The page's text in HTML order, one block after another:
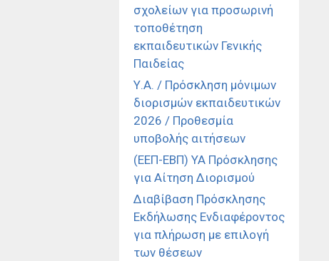
σχολείων για προσωρινή
τοποθέτηση
εκπαιδευτικών Γενικής
Παιδείας
Υ.Α. / Πρόσκληση μόνιμων
διορισμών εκπαιδευτικών
2026 / Προθεσμία
υποβολής αιτήσεων
(ΕΕΠ-ΕΒΠ) ΥΑ Πρόσκλησης
για Αίτηση Διορισμού
Διαβίβαση Πρόσκλησης
Εκδήλωσης Ενδιαφέροντος
για πλήρωση με επιλογή
των θέσεων